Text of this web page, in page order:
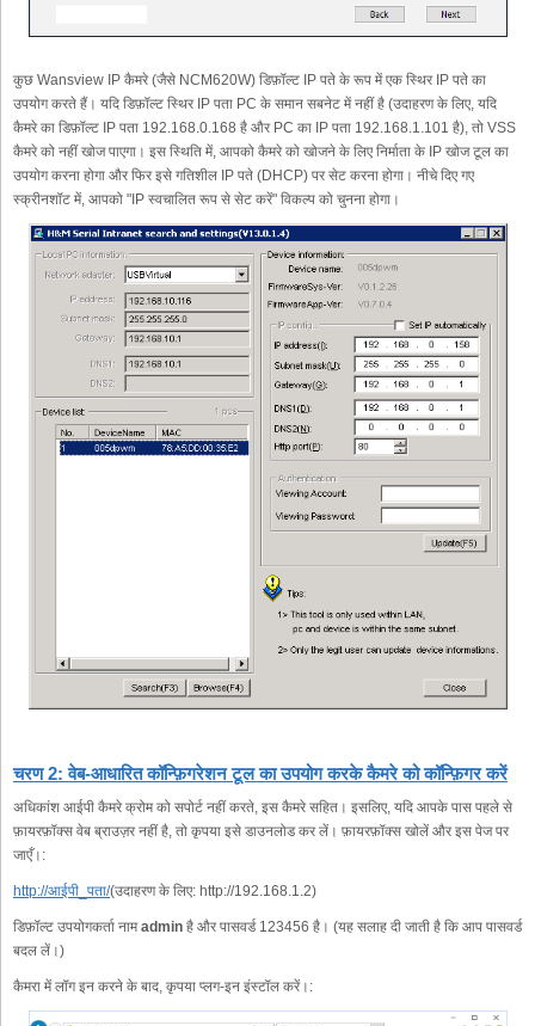
कुछ Wansview IP कैमरे (जैसे NCM620W) डिफ़ॉल्ट IP पते के रूप में एक स्थिर IP पते का
उपयोग करते हैं। यदि डिफ़ॉल्ट स्थिर IP पता PC के समान सबनेट में नहीं है (उदाहरण के लिए, यदि
कैमरे का डिफ़ॉल्ट IP पता 192.168.0.168 है और PC का IP पता 192.168.1.101 है), तो VSS
कैमरे को नहीं खोज पाएगा। इस स्थिति में, आपको कैमरे को खोजने के लिए निर्माता के IP खोज टूल का
उपयोग करना होगा और फिर इसे गतिशील IP पते (DHCP) पर सेट करना होगा। नीचे दिए गए
स्क्रीनशॉट में, आपको "IP स्वचालित रूप से सेट करें" विकल्प को चुनना होगा।
चरण 2: वेब-आधारित कॉन्फ़िगरेशन टूल का उपयोग करके कैमरे को कॉन्फ़िगर करें
अधिकांश आईपी कैमरे क्रोम को सपोर्ट नहीं करते, इस कैमरे सहित। इसलिए, यदि आपके पास पहले से
फ़ायरफ़ॉक्स वेब ब्राउज़र नहीं है, तो कृपया इसे डाउनलोड कर लें। फ़ायरफ़ॉक्स खोलें और इस पेज पर
जाएँ।:
http://आईपी_पता/(उदाहरण के लिए: http://192.168.1.2)
डिफ़ॉल्ट उपयोगकर्ता नामadmin है और पासवर्ड 123456 है। (यह सलाह दी जाती है कि आप पासवर्ड
बदल लें।)
कैमरा में लॉग इन करने के बाद, कृपया प्लग-इन इंस्टॉल करें।: